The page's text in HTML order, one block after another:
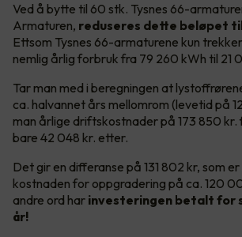
Ved å bytte til 60 stk. Tysnes 66-
Armaturen, reduseres dette beløpet
Ettsom Tysnes 66-armaturene kun
nemlig årlig forbruk fra 79 260 kWh til 21
Tar man med i beregningen at
ca. halvannet års mellomrom (levetid på
man årlige driftskostnader på 173 850
bare 42 048 kr. etter.
Det gir en differanse på 131 802 kr, som
kostnaden for oppgradering på ca. 120
andre ord har investeringen betalt for
år!